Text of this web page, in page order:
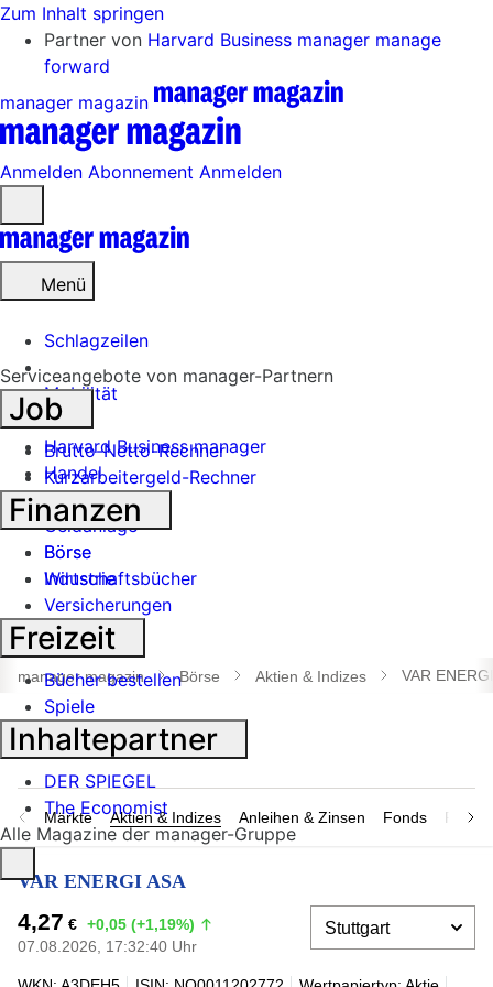
Zum Inhalt springen
Partner von Harvard Business manager manage
forward
manager magazin
Anmelden Abonnement Anmelden
öffnen
Menü
Schlagzeilen
Mobilität
Tech
Harvard Business manager
Handel
Banken
Geldanlage
Börse
Industrie
Suche
öffnen
manager magazin Börse Aktien & Indizes VAR
Märkte Aktien & Indizes Anleihen & Zinsen Fonds
VAR ENERGI ASA
4,27 € +0,05 (+1,19%)
07.08.2026, 17:32:40 Uhr
Serviceangebote von manager-Partnern
Job
Brutto-Netto-Rechner
Kurzarbeitergeld-Rechner
Finanzen
Börse
Wirtschaftsbücher
Versicherungen
Freizeit
Bücher bestellen
Spiele
Inhaltepartner
DER SPIEGEL
The Economist
Alle Magazine der manager-Gruppe